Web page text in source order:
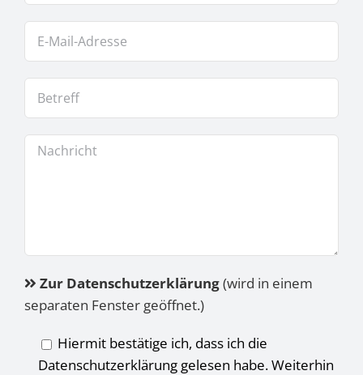
Zur Datenschutzerklärung(wird in einem
separaten Fenster geöffnet.)
Hiermit bestätige ich, dass ich die
Datenschutzerklärung gelesen habe. Weiterhin